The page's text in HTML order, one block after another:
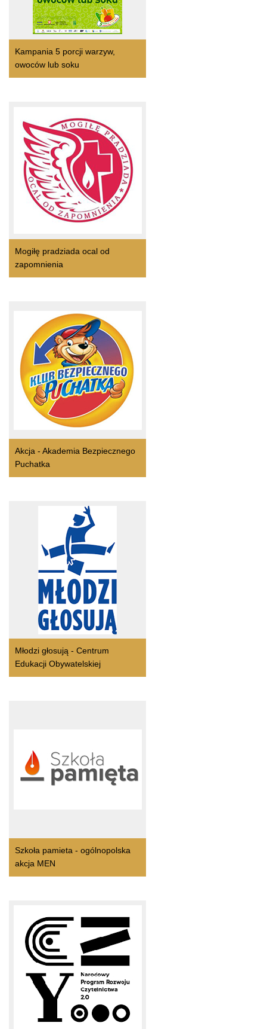
Kampania 5 porcji warzyw,
owoców lub soku
Mogiłę pradziada ocal od
zapomnienia
Akcja - Akademia Bezpiecznego
Puchatka
Młodzi głosują - Centrum
Edukacji Obywatelskiej
Szkoła pamieta - ogólnopolska
akcja MEN